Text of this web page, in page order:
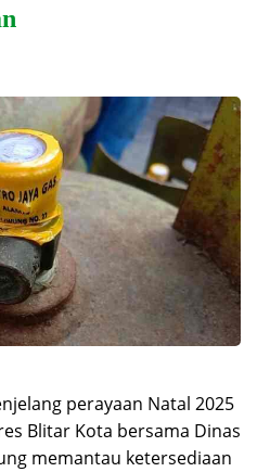
perayaan Natal 2025
Blitar Kota bersama Dinas
memantau ketersediaan